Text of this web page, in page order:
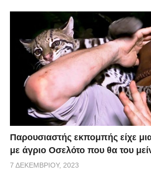
Παρουσιαστής εκπομπής είχε
με άγριο Οσελότο που θα του
7 ΔΕΚΕΜΒΡΊΟΥ, 2023